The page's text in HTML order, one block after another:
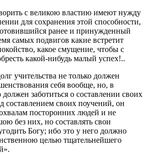
с великою властию имеют нужду
для сохранения этой способности,
ранее и принужденный
самых подвигов какие встретит
какое смущение, чтобы с
какой-нибудь малый успех!..
учительства не только должен
себя вообще, но, в
заботиться о составлении своих
составлением своих поучений, он
посторонних людей и не
без них, но составлять свои
Богу; ибо это у него должно
целью тщательнейшего